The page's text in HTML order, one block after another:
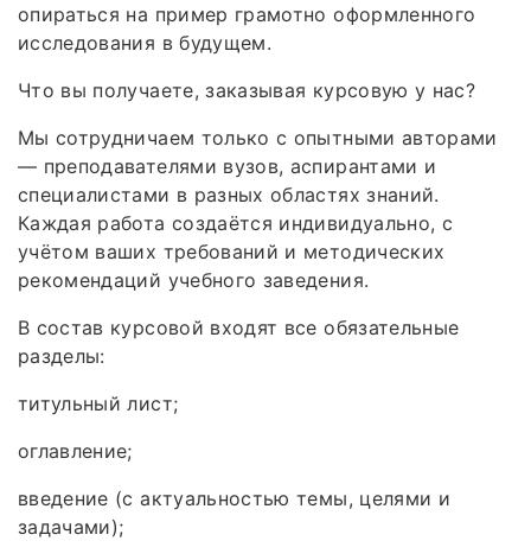
опираться на пример грамотно оформленного
исследования в будущем.
Что вы получаете, заказывая курсовую у нас?
Мы сотрудничаем только с опытными авторами
— преподавателями вузов, аспирантами и
специалистами в разных областях знаний.
Каждая работа создаётся индивидуально, с
учётом ваших требований и методических
рекомендаций учебного заведения.
В состав курсовой входят все обязательные
разделы:
титульный лист;
оглавление;
введение (с актуальностью темы, целями и
задачами);